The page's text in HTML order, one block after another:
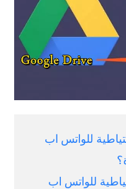
للواتس اب
للواتس اب